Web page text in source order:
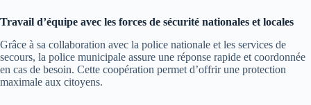
Travail d’équipe avec les forces de sécurité nationales et locales
Grâce à sa collaboration avec la police nationale et les services de
secours, la police municipale assure une réponse rapide et coordonnée
en cas de besoin. Cette coopération permet d’offrir une protection
maximale aux citoyens.